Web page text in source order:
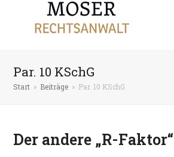
Par. 10 KSchG
Start » Beiträge » Par. 10 KSchG
Der andere „R-Faktor“